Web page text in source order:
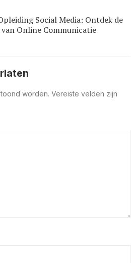
Social Media: Ontdek de
Online Communicatie
worden. Vereiste velden zijn